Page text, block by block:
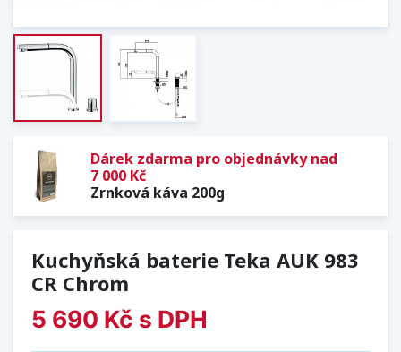
Dárek zdarma pro objednávky nad
7 000 Kč
Zrnková káva 200g
Kuchyňská baterie Teka AUK 983
CR Chrom
5 690 Kč s DPH